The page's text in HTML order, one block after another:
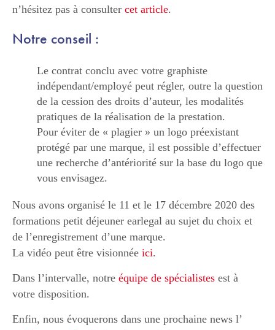
n’hésitez pas à consulter cet article.
Notre conseil :
Le contrat conclu avec votre graphiste
indépendant/employé peut régler, outre la question
de la cession des droits d’auteur, les modalités
pratiques de la réalisation de la prestation.
Pour éviter de « plagier » un logo préexistant
protégé par une marque, il est possible d’effectuer
une recherche d’antériorité sur la base du logo que
vous envisagez.
Nous avons organisé le 11 et le 17 décembre 2020 des
formations petit déjeuner earlegal au sujet du choix et
de l’enregistrement d’une marque.
La vidéo peut être visionnée ici.
Dans l’intervalle, notre équipe de spécialistes est à
votre disposition.
Enfin, nous évoquerons dans une prochaine news l’